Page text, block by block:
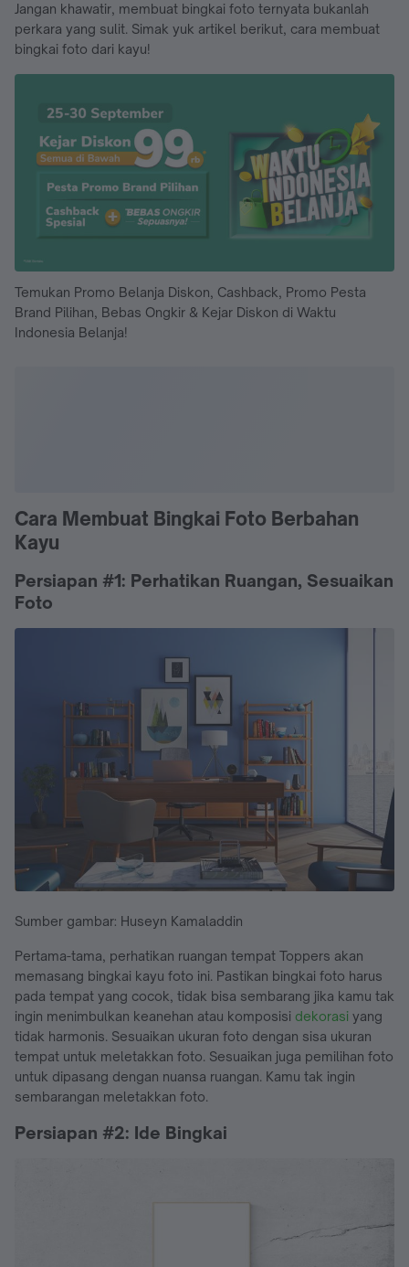
Jangan khawatir, membuat bingkai foto ternyata bukanlah
perkara yang sulit. Simak yuk artikel berikut, cara membuat
bingkai foto dari kayu!
Temukan Promo Belanja Diskon, Cashback, Promo Pesta
Brand Pilihan, Bebas Ongkir & Kejar Diskon di Waktu
Indonesia Belanja!
Cara Membuat Bingkai Foto Berbahan
Kayu
Persiapan #1: Perhatikan Ruangan, Sesuaikan
Foto
Sumber gambar: Huseyn Kamaladdin
Pertama-tama, perhatikan ruangan tempat Toppers akan
memasang bingkai kayu foto ini. Pastikan bingkai foto harus
pada tempat yang cocok, tidak bisa sembarang jika kamu tak
ingin menimbulkan keanehan atau komposisi dekorasi yang
tidak harmonis. Sesuaikan ukuran foto dengan sisa ukuran
tempat untuk meletakkan foto. Sesuaikan juga pemilihan foto
untuk dipasang dengan nuansa ruangan. Kamu tak ingin
sembarangan meletakkan foto.
Persiapan #2: Ide Bingkai